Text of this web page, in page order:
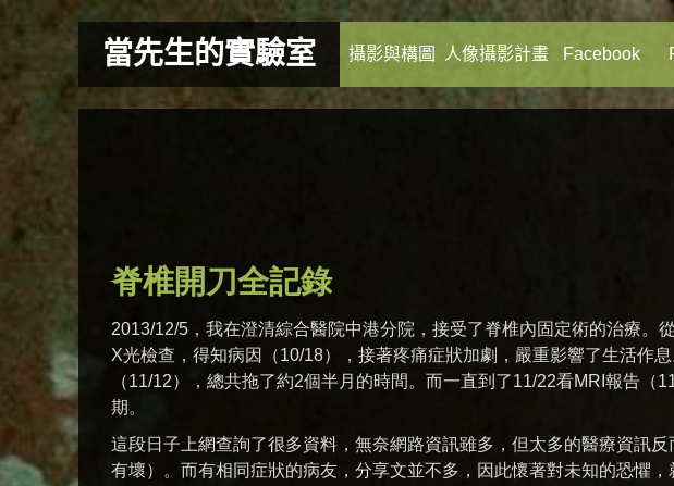
當先生的實驗室 攝影與構圖 人像攝影計畫 Facebook
脊椎開刀全記錄
2013/12/5，我在澄清綜合醫院中港分院，接受了脊椎內固定術的治療。
X光檢查，得知病因（10/18），接著疼痛症狀加劇，嚴重影響了生活作
（11/12），總共拖了約2個半月的時間。而一直到了11/22看MRI報告（
期。
這段日子上網查詢了很多資料，無奈網路資訊雖多，但太多的醫療資訊
有壞）。而有相同症狀的病友，分享文並不多，因此懷著對未知的恐懼